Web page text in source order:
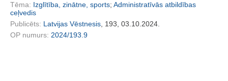
Tēma: Izglītība, zinātne, sports; Administratīvās atbildības
ceļvedis
Publicēts: Latvijas Vēstnesis , 193, 03.10.2024.
OP numurs: 2024/193.9